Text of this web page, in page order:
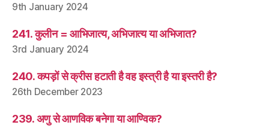
9th January 2024
241. कुलीन = आभिजात्य, अभिजात्य या अभिजात?
3rd January 2024
240. कपड़ों से क्रीस हटाती है वह इस्त्री है या इस्तरी है?
26th December 2023
239. अणु से आणविक बनेगा या आण्विक?